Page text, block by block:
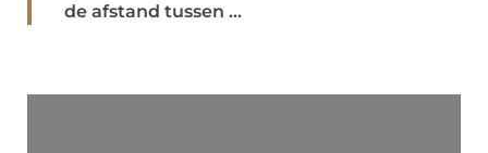
de afstand tussen ...